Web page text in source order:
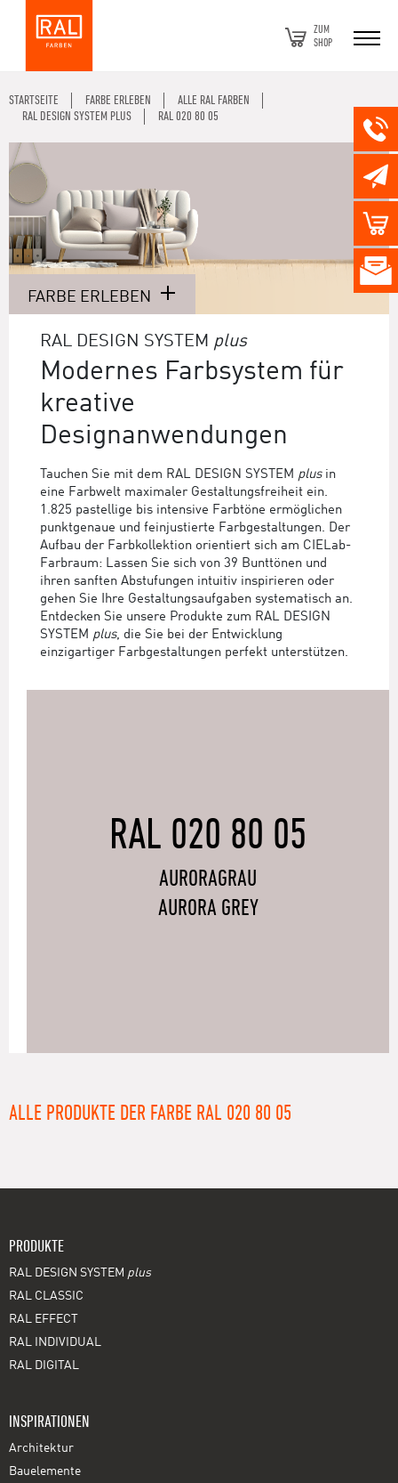
ZUM
SHOP
STARTSEITE FARBE ERLEBEN
ALLE RAL FARBEN
RAL DESIGN SYSTEM PLUS
RAL 020 80 05
FARBE ERLEBEN
RAL DESIGN SYSTEM plus
Modernes Farbsystem für
kreative
Designanwendungen
Tauchen Sie mit dem RAL DESIGN SYSTEM plusin
eine Farbwelt maximaler Gestaltungsfreiheit ein.
1.825 pastellige bis intensive Farbtöne ermöglichen
punktgenaue und feinjustierte Farbgestaltungen. Der
Aufbau der Farbkollektion orientiert sich am CIELab-
Farbraum: Lassen Sie sich von 39 Bunttönen und
ihren sanften Abstufungen intuitiv inspirieren oder
gehen Sie Ihre Gestaltungsaufgaben systematisch an.
Entdecken Sie unsere Produkte zum RAL DESIGN
SYSTEM plus, die Sie bei der Entwicklung
einzigartiger Farbgestaltungen perfekt unterstützen.
RAL 020 80 05
AURORAGRAU
AURORA GREY
ALLE PRODUKTE DER FARBE RAL 020 80 05
PRODUKTE
RAL DESIGN SYSTEM plus
RAL CLASSIC
RAL EFFECT
RAL INDIVIDUAL
RAL DIGITAL
INSPIRATIONEN
Architektur
Bauelemente